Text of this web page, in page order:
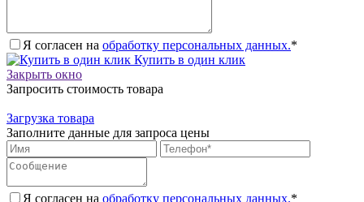
Я согласен на обработку персональных данных.*
Купить в один клик
Закрыть окно
Запросить стоимость товара
Загрузка товара
Заполните данные для запроса цены
Я согласен на обработку персональных данных.*